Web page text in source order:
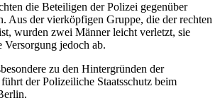
die Beteiligen der Polizei gegenüber
Aus der vierköpfigen Gruppe, die der rechten
wurden zwei Männer leicht verletzt, sie
Versorgung jedoch ab.
zu den Hintergründen der
der Polizeiliche Staatsschutz beim